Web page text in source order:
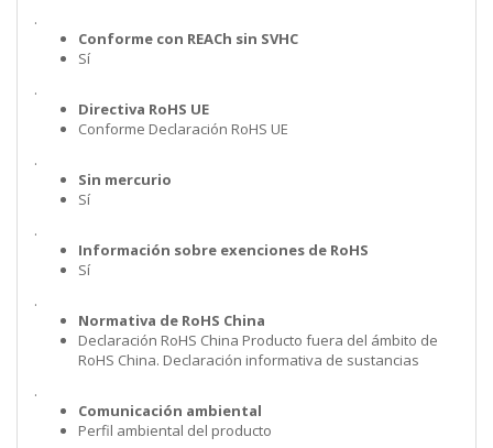
.
Conforme con REACh sin SVHC
Sí
.
Directiva RoHS UE
Conforme Declaración RoHS UE
.
Sin mercurio
Sí
.
Información sobre exenciones de RoHS
Sí
.
Normativa de RoHS China
Declaración RoHS China Producto fuera del ámbito de
RoHS China. Declaración informativa de sustancias
.
Comunicación ambiental
Perfil ambiental del producto